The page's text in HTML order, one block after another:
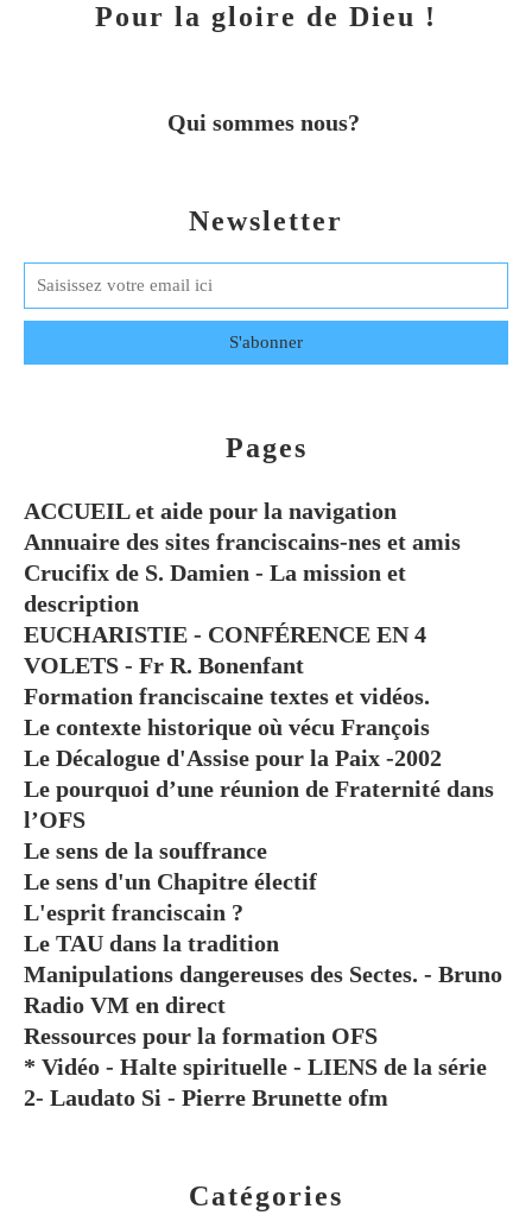
Newsletter
Catégories
Pages
ACCUEIL et aide pour la navigation
Annuaire des sites franciscains-nes et amis
Crucifix de S. Damien - La mission et
description
EUCHARISTIE - CONFÉRENCE EN 4
VOLETS - Fr R. Bonenfant
Formation franciscaine textes et vidéos.
Le contexte historique où vécu François
Le Décalogue d'Assise pour la Paix -2002
Le pourquoi d’une réunion de Fraternité dans
l’OFS
Le sens de la souffrance
Le sens d'un Chapitre électif
L'esprit franciscain ?
Le TAU dans la tradition
Manipulations dangereuses des Sectes. - Bruno
Radio VM en direct
Ressources pour la formation OFS
* Vidéo - Halte spirituelle - LIENS de la série
2- Laudato Si - Pierre Brunette ofm
Pour la gloire de Dieu !
Qui sommes nous?